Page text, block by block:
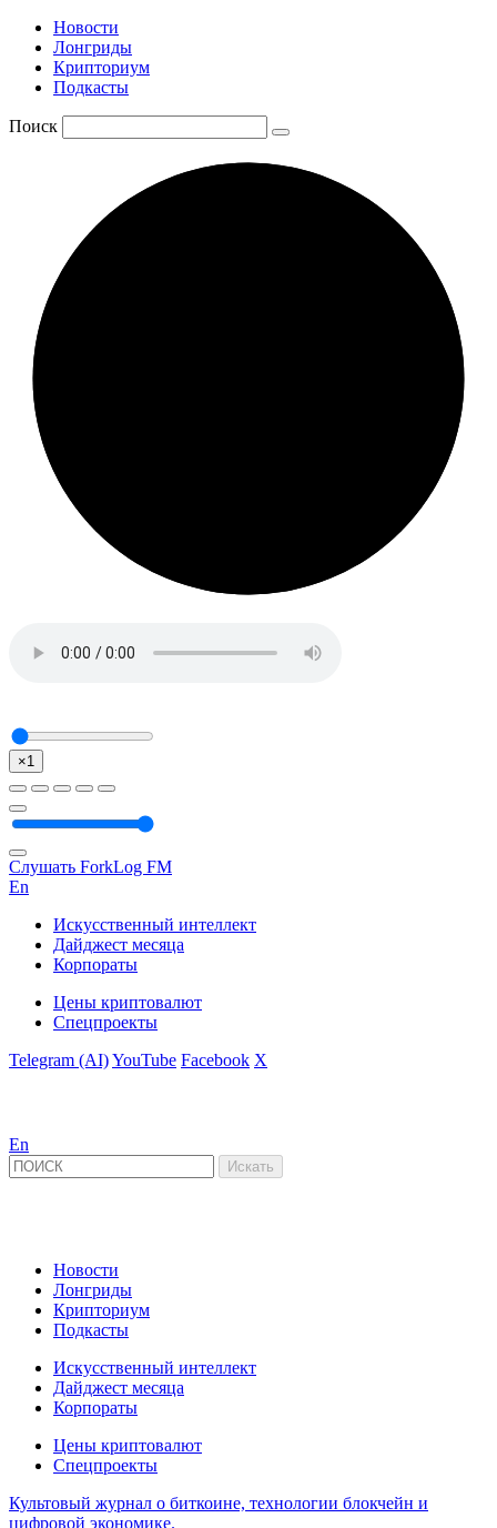
Новости
Лонгриды
Крипториум
Подкасты
Поиск
×1
Слушать ForkLog FM
En
Искусственный интеллект
Дайджест месяца
Корпораты
Цены криптовалют
Спецпроекты
Telegram (AI)YouTube Facebook X
En
Новости
Лонгриды
Крипториум
Подкасты
Искусственный интеллект
Дайджест месяца
Корпораты
Цены криптовалют
Спецпроекты
Культовый журнал о биткоине, технологии блокчейн и
цифровой экономике.